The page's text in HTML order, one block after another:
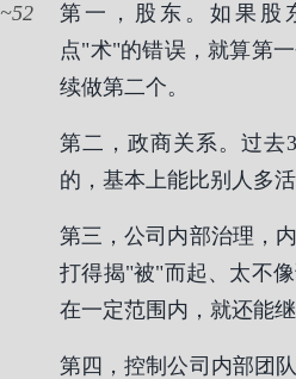
52
第一，股东。如果股
点"术"的错误，就算第
续做第二个。
第二，政商关系。过去
的，基本上能比别人多活
第三，公司内部治理，
打得揭"被"而起、太不
在一定范围内，就还能继
第四，控制公司内部团